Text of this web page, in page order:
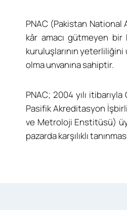
PNAC (Pakistan National
kâr amacı gütmeyen
kuruluşlarının
olma unvanına sahiptir.
PNAC; 2004 yılı
Pasifik Akreditasyon
ve Metroloji Enstitüsü)
pazarda karşılıklı